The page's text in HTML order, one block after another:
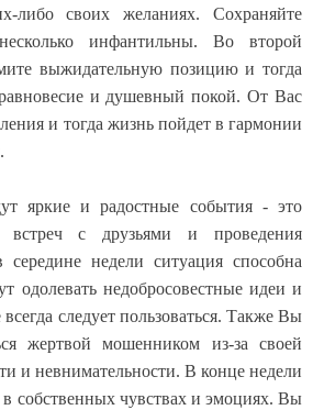
либо своих желаниях. Сохраняйте
инфантильны. Во второй
выжидательную позицию и тогда
и душевный покой. От Вас
и тогда жизнь пойдет в гармонии
яркие и радостные события - это
с друзьями и проведения
середине недели ситуация способна
одолевать недобросовестные идеи и
следует пользоваться. Также Вы
жертвой мошенником из-за своей
и невнимательности. В конце недели
собственных чувствах и эмоциях. Вы